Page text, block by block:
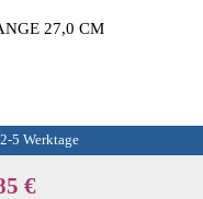
27,0 CM
5 Werktage
€